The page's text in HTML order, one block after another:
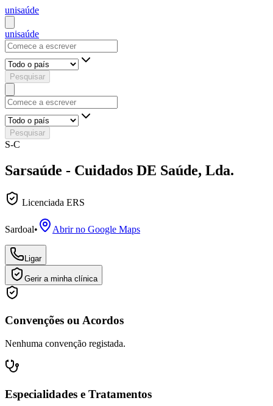
unisaúde
unisaúde
Pesquisar
Pesquisar
S-C
Sarsaúde - Cuidados DE Saúde, Lda.
Licenciada ERS
Sardoal• Abrir no Google Maps
Ligar
Gerir a minha clínica
Convenções ou Acordos
Nenhuma convenção registada.
Especialidades e Tratamentos